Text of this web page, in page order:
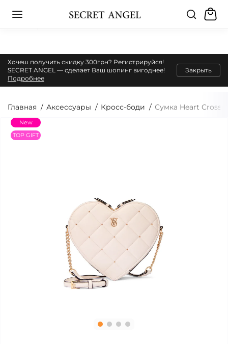
Хочеш получить скидку 300грн? Регистрируйся!
SECRET ANGEL — сделает Ваш шопинг вигоднее!
Подробнее
Закрыть
Главная Аксессуары Кросс-боди Сумка Heart
New
TOP GIFT